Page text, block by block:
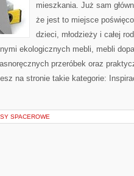
mieszkania. Już sam
że jest to miejsce
dzieci, młodzieży i całej
ekologicznych mebli, mebli
przeróbek oraz
na stronie takie kategorie:
SPACEROWE